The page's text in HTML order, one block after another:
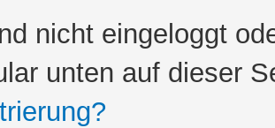
nicht eingeloggt
unten auf dieser